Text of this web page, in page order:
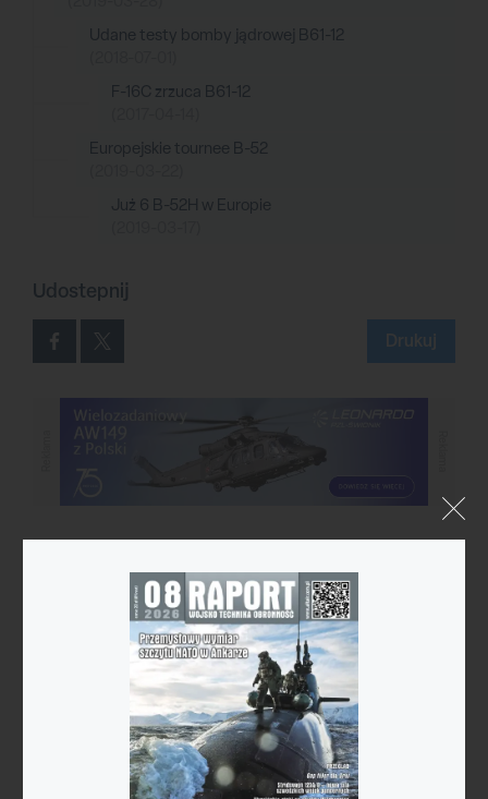
Udane testy bomby jądrowej B61-12
F-16C zrzuca B61-12
Europejskie tournee B-52
Już 6 B-52H w Europie
Udostepnij
Drukuj